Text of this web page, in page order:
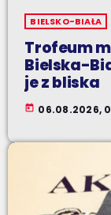
BIELSKO-BIAŁA
Trofeum
Bielska-
je z bliska
today 06.08.2026,